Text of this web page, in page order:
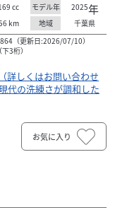
モトラッド 八千代
ドメタリック
cc モデル年 2025年
km 地域
千葉県
（更新日:2026/07/10）
3桁）
詳しくはお問い合わせ
代の洗練さが調和した
お気に入り